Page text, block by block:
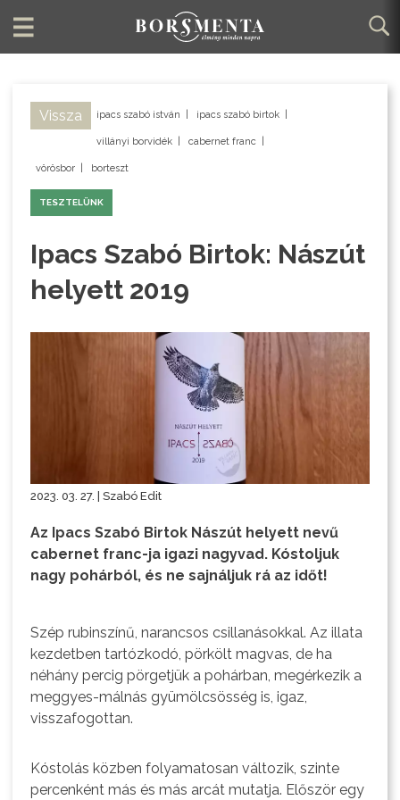
Vissza ipacs szabó istván ipacs szabó birtok
villányi borvidék cabernet franc
vörösbor borteszt
TESZTELÜNK
Ipacs Szabó Birtok: Nászút
helyett 2019
2023. 03. 27. | Szabó Edit
Az Ipacs Szabó Birtok Nászút helyett nevű
cabernet franc-ja igazi nagyvad. Kóstoljuk
nagy pohárból, és ne sajnáljuk rá az időt!
Szép rubinszínű, narancsos csillanásokkal. Az illata
kezdetben tartózkodó, pörkölt magvas, de ha
néhány percig pörgetjük a pohárban, megérkezik a
meggyes-málnás gyümölcsösség is, igaz,
visszafogottan.
Kóstolás közben folyamatosan változik, szinte
percenként más és más arcát mutatja. Először egy